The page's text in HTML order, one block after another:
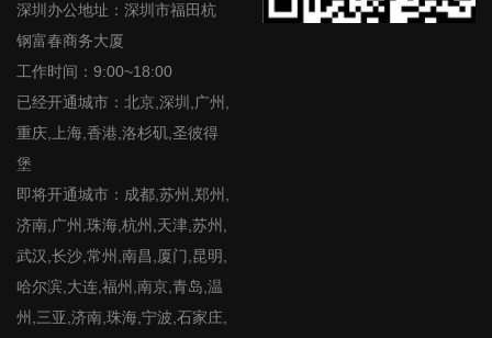
深圳办公地址：深圳市福田杭
钢富春商务大厦
工作时间：9:00~18:00
已经开通城市：北京,深圳,广州,
重庆,上海,香港,洛杉矶,圣彼得
堡
即将开通城市：成都,苏州,郑州,
济南,广州,珠海,杭州,天津,苏州,
武汉,长沙,常州,南昌,厦门,昆明,
哈尔滨,大连,福州,南京,青岛,温
州,三亚,济南,珠海,宁波,石家庄,